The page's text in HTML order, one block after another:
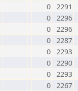
0 2291
0 2296
0 2296
0 2287
0 2293
0 2290
0 2293
0 2267